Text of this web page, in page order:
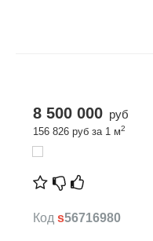
8 500 000 руб
156 826 руб за 1 м2
Код s56716980